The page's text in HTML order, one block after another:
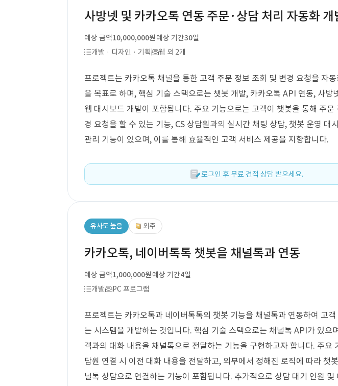
사방넷 및 카카오톡 연동 주문·상담 처리 자동화 개
예상 금액10,000,000원예상 기간30일
개발 · 디자인 · 기획
웹 외 2개
프로젝트는 카카오톡 채널을 통한 고객 주문 정보 조회 및 변경 요청을 자
을 목표로 하며, 핵심 기술 스택으로는 챗봇 개발, 카카오톡 API 연동, 사방
웹 대시보드 개발이 포함됩니다. 주요 기능으로는 고객이 챗봇을 통해 주문
경 요청을 할 수 있는 기능, CS 상담원과의 실시간 채팅 상담, 챗봇 운영 대
관리 기능이 있으며, 이를 통해 효율적인 고객 서비스 제공을 지향합니다.
로그인 후 무료 견적 상담 받으세요.
유사도 높음 외주
카카오톡, 네이버톡톡 챗봇을 채널톡과 연동
예상 금액1,000,000원예상 기간4일
개발
PC 프로그램
프로젝트는 카카오톡과 네이버톡톡의 챗봇 기능을 채널톡과 연동하여 고
는 시스템을 개발하는 것입니다. 핵심 기술 스택으로는 채널톡 API가 있으
객과의 대화 내용을 채널톡으로 전달하는 기능을 구현하고자 합니다. 주요
담원 연결 시 이전 대화 내용을 전달하고, 외부에서 정해진 로직에 따라 챗
널톡 상담으로 연결하는 기능이 포함됩니다. 추가적으로 상담 대기 인원 및